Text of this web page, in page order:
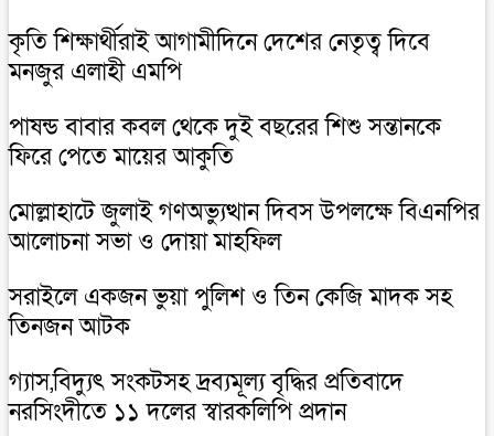
কৃতি শিক্ষার্থীরাই আগামীদিনে দেশের নেতৃত্ব দিবে
মনজুর এলাহী এমপি
পাষন্ড বাবার কবল থেকে দুই বছরের শিশু সন্তানকে
ফিরে পেতে মায়ের আকুতি
মোল্লাহাটে জুলাই গণঅভ্যুত্থান দিবস উপলক্ষে বিএনপির
আলোচনা সভা ও দোয়া মাহফিল
সরাইলে একজন ভুয়া পুলিশ ও তিন কেজি মাদক সহ
তিনজন আটক
গ্যাস,বিদ্যুৎ সংকটসহ দ্রব্যমূল্য বৃদ্ধির প্রতিবাদে
নরসিংদীতে ১১ দলের স্বারকলিপি প্রদান